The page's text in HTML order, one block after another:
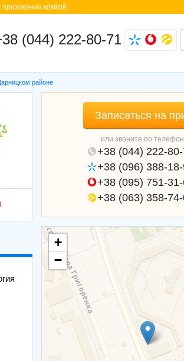
прихованих комісій.
(044) 222-80-71
районе
Записаться на
или звоните по
+38 (044) 222-
+38 (096) 388-
+38 (095) 751-
+38 (063) 358-
+
−